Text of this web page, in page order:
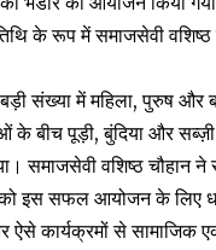
के रूप में समाजसेवी वशिष्ठ
संख्या में महिला, पुरुष और
के बीच पूड़ी, बुंदिया और
समाजसेवी वशिष्ठ चौहान ने
इस सफल आयोजन के लिए
ऐसे कार्यक्रमों से सामाजिक